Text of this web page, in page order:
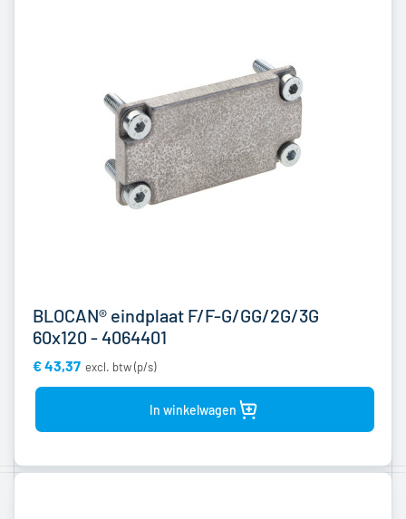
BLOCAN® eindplaat F/F-G/GG/2G/3G
60x120 - 4064401
€ 43,37
Bekijk
product
In winkelwagen